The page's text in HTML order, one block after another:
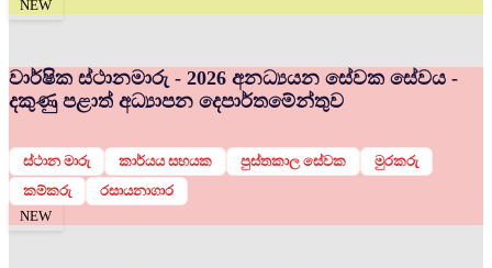
NEW
වාර්ෂික ස්ථානමාරු - 2026 අනධ්‍යයන සේවක සේවය -
දකුණු පළාත් අධ්‍යාපන දෙපාර්තමේන්තුව
ස්ථාන මාරු කාර්යය සහයක පුස්තකාල සේවක
මුරකරු
කම්කරු
රසායනාගාර
NEW